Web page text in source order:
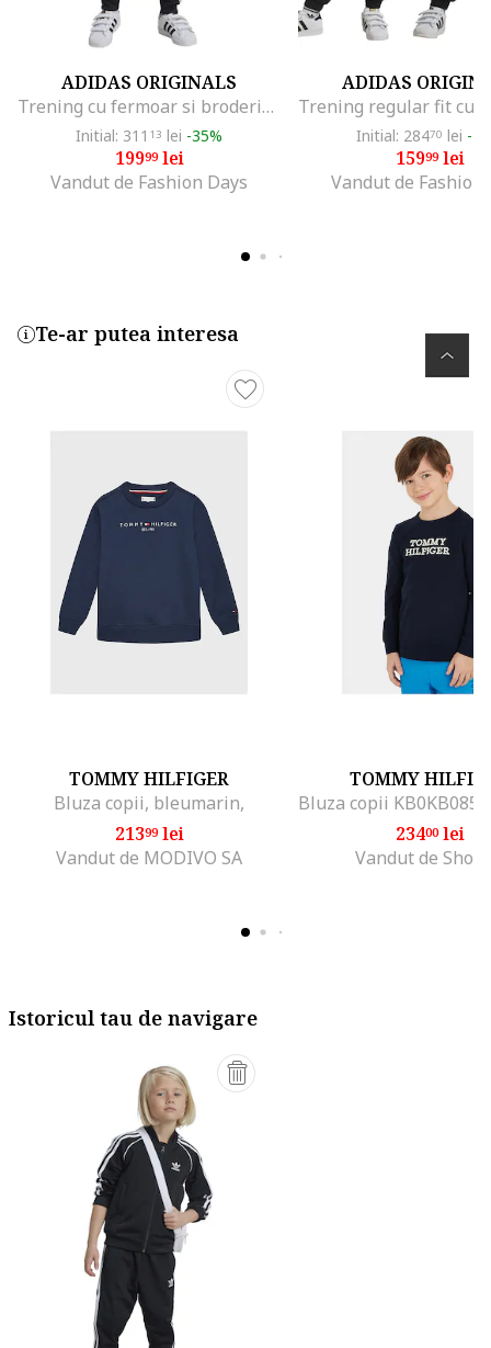
ADIDAS ORIGINALS
Trening cu fermoar si broderie logo, Alb/Negru
Initial: 311 13 lei -35%
19999lei
Vandut de Fashion Days
ADIDAS
Initial: 28470 lei -
15999lei
Vandut de Fashion
Te-ar putea interesa
TOMMY HILFIGER
Bluza copii, bleumarin,
21399lei
Vandut de MODIVO SA
TOMMY
23400lei
Vandut de
Istoricul tau de navigare